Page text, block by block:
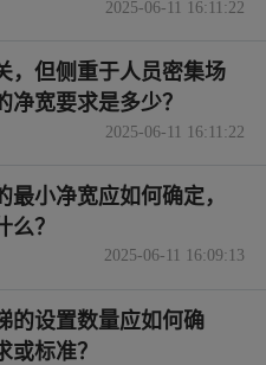
2025-06-11 16:11:22
，但侧重于人员密集场
宽要求是多少？
2025-06-11 16:11:22
小净宽应如何确定，
？
2025-06-11 16:09:13
的设置数量应如何确
标准？